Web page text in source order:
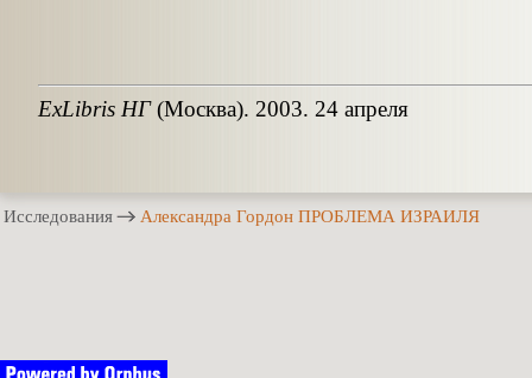
ExLibris НГ(Москва). 2003. 24 апреля
Исследования Александра Гордон ПРОБЛЕМА ИЗРАИЛЯ